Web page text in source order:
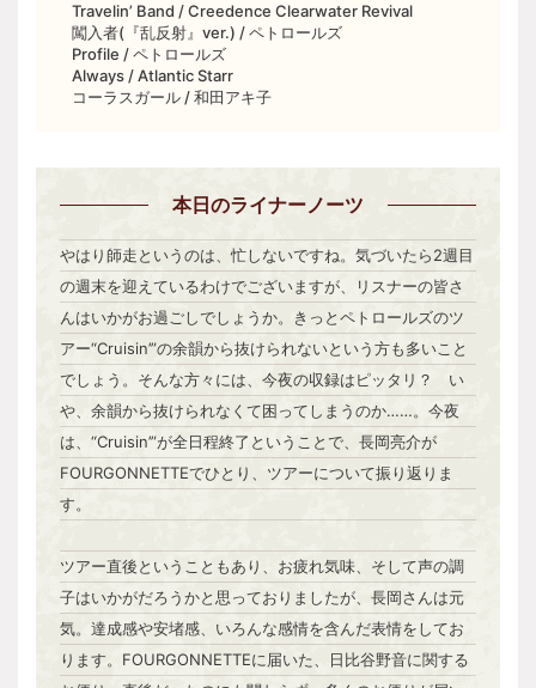
Travelin’ Band / Creedence Clearwater Revival
闖入者(『乱反射』ver.) / ペトロールズ
Profile / ペトロールズ
Always / Atlantic Starr
コーラスガール / 和田アキ子
本日のライナーノーツ
やはり師走というのは、忙しないですね。気づいたら2週目
の週末を迎えているわけでございますが、リスナーの皆さ
んはいかがお過ごしでしょうか。きっとペトロールズのツ
アー“Cruisin’”の余韻から抜けられないという方も多いこと
でしょう。そんな方々には、今夜の収録はピッタリ？ い
や、余韻から抜けられなくて困ってしまうのか……。今夜
は、“Cruisin’”が全日程終了ということで、長岡亮介が
FOURGONNETTEでひとり、ツアーについて振り返りま
す。
ツアー直後ということもあり、お疲れ気味、そして声の調
子はいかがだろうかと思っておりましたが、長岡さんは元
気。達成感や安堵感、いろんな感情を含んだ表情をしてお
ります。FOURGONNETTEに届いた、日比谷野音に関する